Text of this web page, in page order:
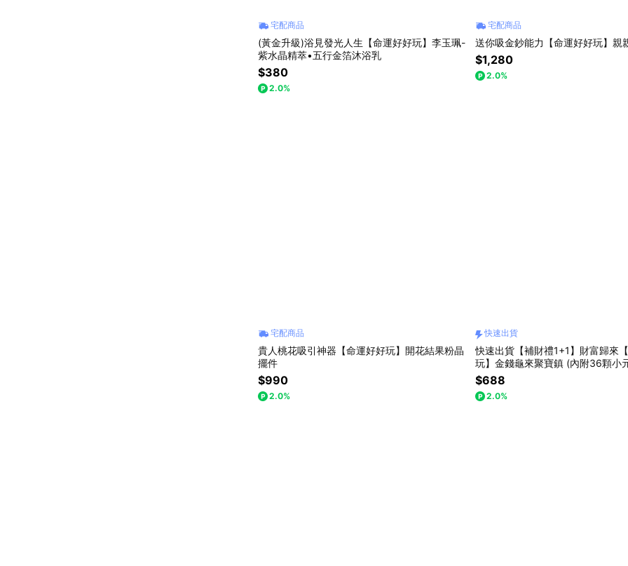
宅配商品
(黃金升級)浴見發光人生【命運好好玩】李玉珮-
紫水晶精萃•五行金箔沐浴乳
$380
2.0%
宅配商品
送你吸金鈔能力【命運好好玩】親
$1,280
2.0%
宅配商品
貴人桃花吸引神器【命運好好玩】開花結果粉晶
擺件
$990
2.0%
快速出貨
快速出貨【補財禮1+1】財富歸來
玩】金錢龜來聚寶鎮 (內附36顆小
馬上有錢包包掛飾)
$688
2.0%